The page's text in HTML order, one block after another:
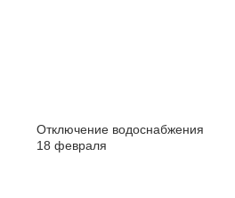
Отключение водоснабжения
18 февраля